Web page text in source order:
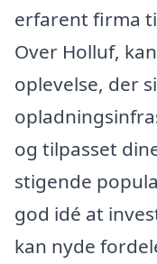
erfarent firma
Over Holluf,
oplevelse, der
og tilpasset
stigende
god idé at
kan nyde